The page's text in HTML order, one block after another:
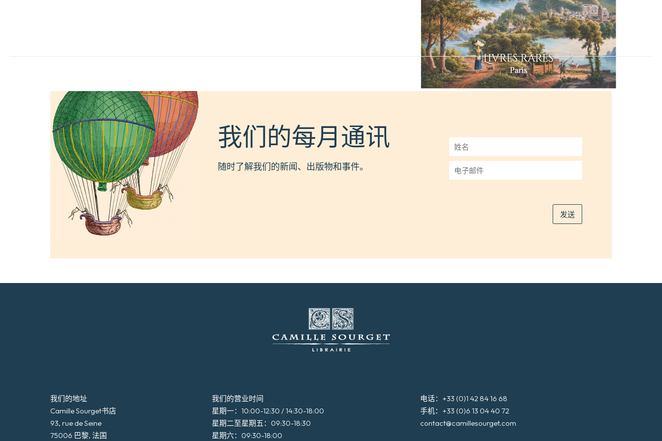
我们的每月通讯
随时了解我们的新闻、出版物和事件。
姓
名
*
子
发送
我们的地址
Camille Sourget书店
93, rue de Seine
75006 巴黎, 法国
我们的营业时间
星期一：10:00-12:30 / 14:30-18:00
星期二至星期五：09:30-18:30
星期六：09:30-18:00
电话：+33 (0)1 42 84 16 68
手机：+33 (0)6 13 04 40 72
contact@camillesourget.com